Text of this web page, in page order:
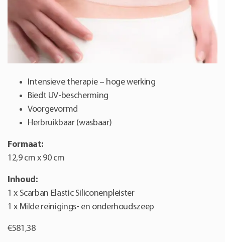
Intensieve therapie – hoge werking
Biedt UV-bescherming
Voorgevormd
Herbruikbaar (wasbaar)
Formaat:
12,9 cm x 90 cm
Inhoud:
1 x Scarban Elastic Siliconenpleister
1 x Milde reinigings- en onderhoudszeep
€581,38